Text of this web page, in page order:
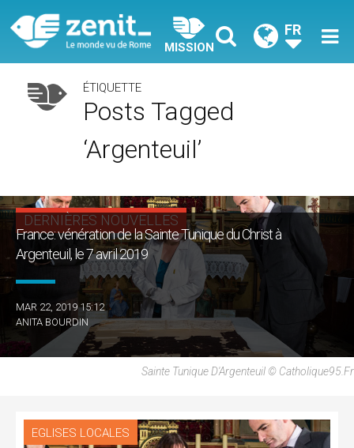
MISSION
FR
ÉTIQUETTE
Posts Tagged
‘Argenteuil’
DERNIÈRES NOUVELLES
France: vénération de la Sainte Tunique du Christ à
Argenteuil, le 7 avril 2019
MAR 22, 2019 15:12
ANITA BOURDIN
Sainte Tunique D'Argenteuil © Catholique95.fr
EGLISES LOCALES